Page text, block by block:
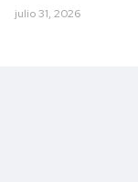
julio 31, 2026